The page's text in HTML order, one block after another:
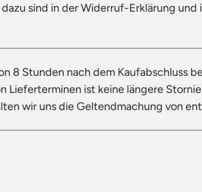
sind in der Widerruf-Erklärung
8 Stunden nach dem Kaufabschluss
Lieferterminen ist keine längere
wir uns die Geltendmachung von